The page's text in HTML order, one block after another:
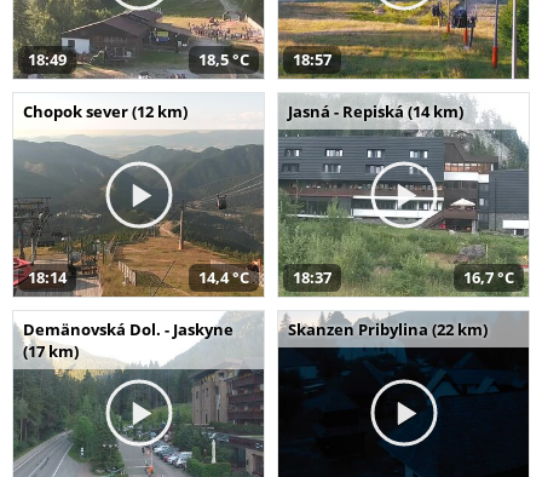
18:49 18,5 °C 18:57
Chopok sever (12 km)
18:14 14,4 °C
Jasná - Repiská (14 km)
18:37 16,7 °C
Demänovská Dol. - Jaskyne
(17 km)
Skanzen Pribylina (22 km)